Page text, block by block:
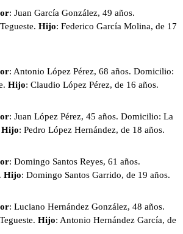
: Juan García González, 49 años.
Hijo: Federico García Molina, de 17
: Antonio López Pérez, 68 años. Domicilio:
Hijo: Claudio López Pérez, de 16 años.
: Juan López Pérez, 45 años. Domicilio: La
Hijo: Pedro López Hernández, de 18 años.
: Domingo Santos Reyes, 61 años.
Hijo: Domingo Santos Garrido, de 19 años.
: Luciano Hernández González, 48 años.
Hijo: Antonio Hernández García, de